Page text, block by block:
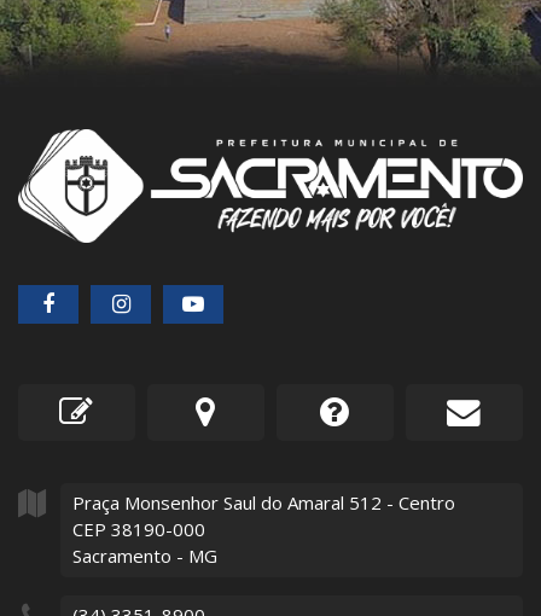
Praça Monsenhor Saul do Amaral 512 - Centro
CEP 38190-000
Sacramento - MG